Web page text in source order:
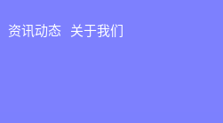
资讯动态 关于我们